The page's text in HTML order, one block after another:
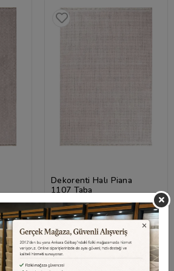
Dekorenti Halı Piana
1107 Taba
2.314,80 TL
%15 İndirim
Sepetteki Fiyat
1.967,58 TL